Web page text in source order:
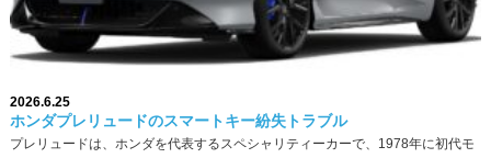
2026.6.25
ホンダプレリュードのスマートキー紛失トラブル
プレリュードは、ホンダを代表するスペシャリティーカーで、1978年に初代モ